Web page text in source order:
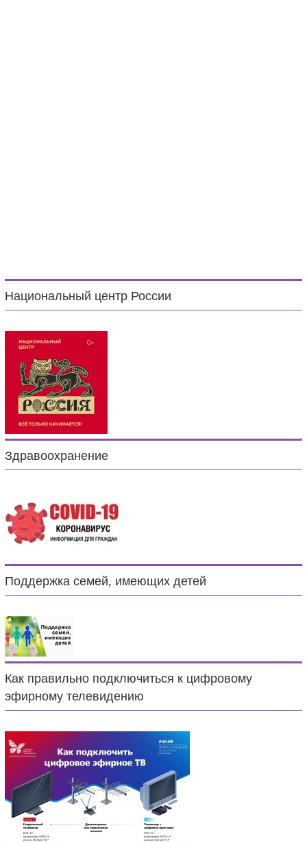
Национальный центр России
Здравоохранение
Поддержка семей, имеющих детей
Как правильно подключиться к цифровому
эфирному телевидению